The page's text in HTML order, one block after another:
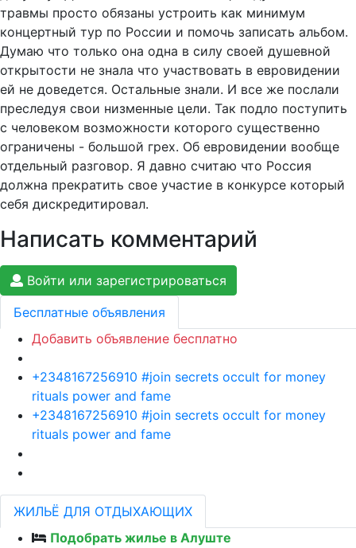
травмы просто обязаны устроить как минимум
концертный тур по России и помочь записать альбом.
Думаю что только она одна в силу своей душевной
открытости не знала что участвовать в евровидении
ей не доведется. Остальные знали. И все же послали
преследуя свои низменные цели. Так подло поступить
с человеком возможности которого существенно
ограничены - большой грех. Об евровидении вообще
отдельный разговор. Я давно считаю что Россия
должна прекратить свое участие в конкурсе который
себя дискредитировал.
Написать комментарий
Войти или зарегистрироваться
Бесплатные объявления
Добавить объявление бесплатно
+2348167256910 #join secrets occult for money
rituals power and fame
+2348167256910 #join secrets occult for money
rituals power and fame
ЖИЛЬЁ ДЛЯ ОТДЫХАЮЩИХ
Подобрать жилье в Алуште